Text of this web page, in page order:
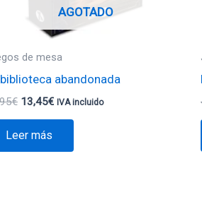
AGOTADO
de mesa
abandonada
€ 13,45€ IVA incluido
Leer más